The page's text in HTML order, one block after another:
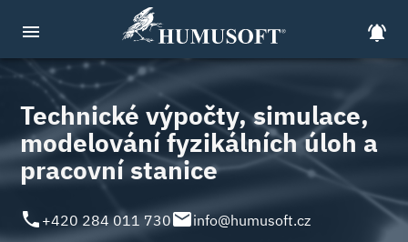
menu notifications_active
Technické výpočty, simulace,
modelování fyzikálních úloh a
pracovní stanice
local_phone +420 284 011 730emailinfo@humusoft.cz